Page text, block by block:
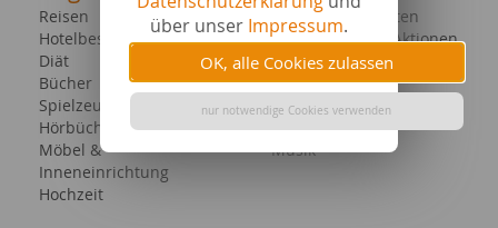
über unser Impressum.
OK, alle Cookies zulassen
nur notwendige Cookies verwenden
Reisen
Hotelbeschreibungen
Diät
Bücher
Spielzeug
Hörbücher & E-Books
Möbel &
Inneneinrichtung
Hochzeit
Sonstige Sportarten
Gewinnspiele & Aktionen
Familie & Kind
Geschenke
Hobby & Freizeit
Tiere allgemein
Musik